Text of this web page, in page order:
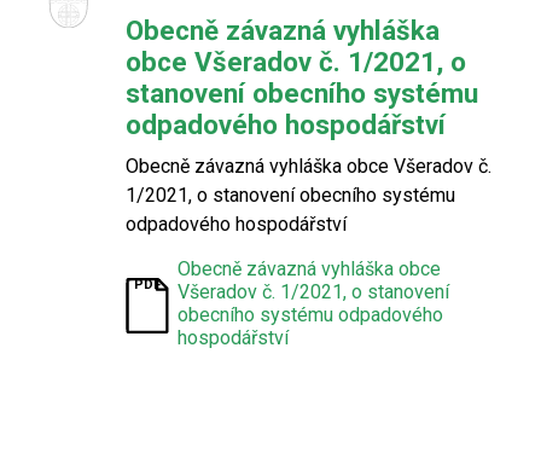
Obecně závazná vyhláška
obce Všeradov č. 1/2021, o
stanovení obecního systému
odpadového hospodářství
Obecně závazná vyhláška obce Všeradov č.
1/2021, o stanovení obecního systému
odpadového hospodářství
Obecně závazná vyhláška obce
Všeradov č. 1/2021, o stanovení
obecního systému odpadového
hospodářství